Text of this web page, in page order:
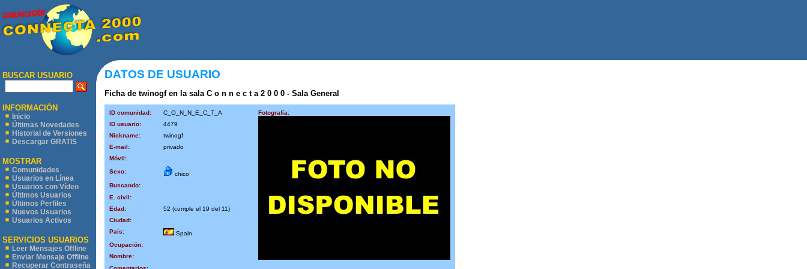
BUSCAR USUARIO
INFORMACIÓN
Inicio
Últimas Novedades
Historial de Versiones
Descargar GRATIS
MOSTRAR
Comunidades
Usuarios en Línea
Usuarios con Vídeo
Últimos Usuarios
Últimos Perfiles
Nuevos Usuarios
Usuarios Activos
SERVICIOS USUARIOS
Leer Mensajes Offline
Enviar Mensaje Offline
Recuperar Contraseña
DATOS DE USUARIO
Ficha de twinogf en la sala C o n n e c t a 2 0 0 0 - Sala General
ID comunidad: C_O_N_N_E_C_T_A
Fotografía:
ID usuario:
4479
Nickname:
twinogf
E-mail:
privado
Móvil:
Sexo:
chico
Buscando:
E. civil:
Edad:
52 (cumple el 19 del 11)
Ciudad:
País:
Spain
Ocupación:
Nombre: